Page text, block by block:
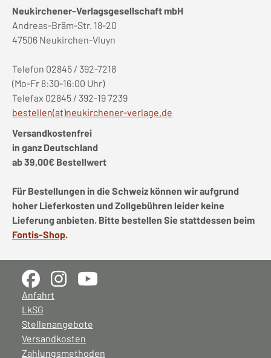
Neukirchener-Verlagsgesellschaft mbH
Andreas-Bräm-Str. 18-20
47506 Neukirchen-Vluyn
Telefon 02845 / 392-7218
(Mo-Fr 8:30-16:00 Uhr)
Telefax 02845 / 392-19 7239
bestellen(at)neukirchener-verlage.de
Versandkostenfrei
in ganz Deutschland
ab 39,00€ Bestellwert
Für Bestellungen in die Schweiz können wir aufgrund
hoher Lieferkosten und Zollgebühren leider keine
Lieferung anbieten. Bitte bestellen Sie stattdessen beim
Fontis-Shop.
Anfahrt
LkSG
Stellenangebote
Versandkosten
Zahlungsmethoden